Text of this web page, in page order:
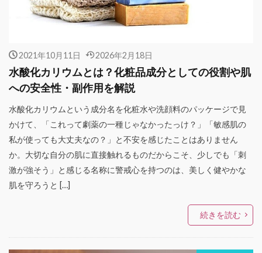
2021年10月11日 2026年2月18日
水酸化カリウムとは？化粧品成分としての役割や肌
への安全性・副作用を解説
水酸化カリウムという成分名を化粧水や洗顔料のパッケージで見
かけて、「これって劇薬の一種じゃなかったっけ？」「敏感肌の
私が使っても大丈夫なの？」と不安を感じたことはありません
か。大切な自分の肌に直接触れるものだからこそ、少しでも「刺
激が強そう」と感じる名称に警戒心を持つのは、美しく健やかな
肌を守ろうと […]
続きを読む